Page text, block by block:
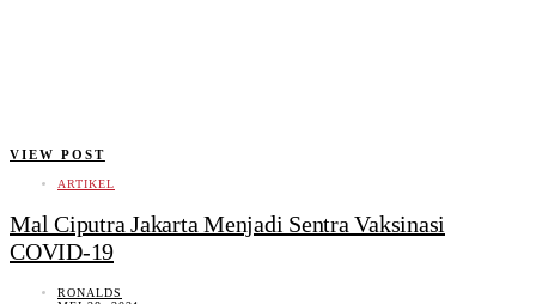
VIEW POST
ARTIKEL
Mal Ciputra Jakarta Menjadi Sentra Vaksinasi
COVID-19
RONALDS